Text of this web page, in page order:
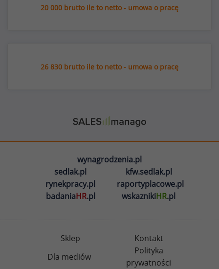
20 000 brutto ile to netto - umowa o pracę
26 830 brutto ile to netto - umowa o pracę
wynagrodzenia.pl
sedlak.pl
kfw.sedlak.pl
rynekpracy.pl
raportyplacowe.pl
badaniaHR.pl wskaznikiHR.pl
Sklep
Kontakt
Dla mediów
Polityka
prywatności